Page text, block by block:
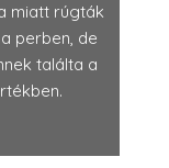
miatt rúgták
perben, de
találta a